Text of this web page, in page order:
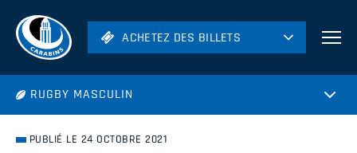
ACHETEZ DES BILLETS
Hockey
ACHETEZ DES BILLETS
RUGBY MASCULIN
PUBLIÉ LE 24 OCTOBRE 2021